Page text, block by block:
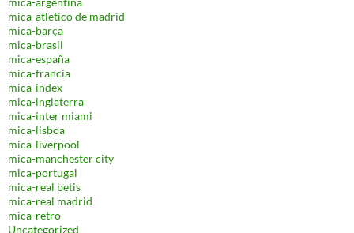
mica-atletico de madrid
mica-barça
mica-brasil
mica-españa
mica-francia
mica-index
mica-inglaterra
mica-inter miami
mica-lisboa
mica-liverpool
mica-manchester city
mica-portugal
mica-real betis
mica-real madrid
mica-retro
Uncategorized